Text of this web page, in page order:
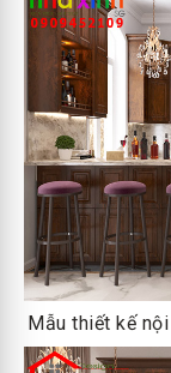
Mẫu thiết kế